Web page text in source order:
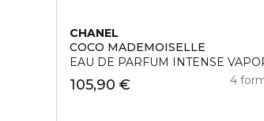
CHANEL
COCO MADEMOISELLE
EAU DE PARFUM INTENSE
105,90 € 4